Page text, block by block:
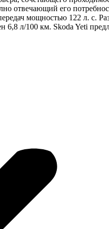
отвечающий его
мощностью 122 л. с.
л/100 км. Skoda Yeti